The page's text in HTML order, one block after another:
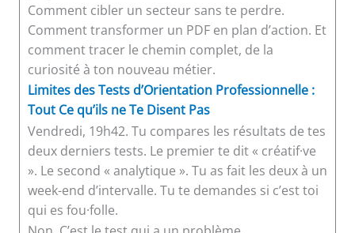
Comment cibler un secteur sans te perdre.
Comment transformer un PDF en plan d’action. Et
comment tracer le chemin complet, de la
curiosité à ton nouveau métier.
Limites des Tests d’Orientation Professionnelle :
Tout Ce qu’ils ne Te Disent Pas
Vendredi, 19h42. Tu compares les résultats de tes
deux derniers tests. Le premier te dit « créatif·ve
». Le second « analytique ». Tu as fait les deux à un
week-end d’intervalle. Tu te demandes si c’est toi
qui es fou·folle.